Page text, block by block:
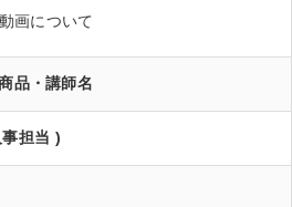
画について
品・講師名
担当 )